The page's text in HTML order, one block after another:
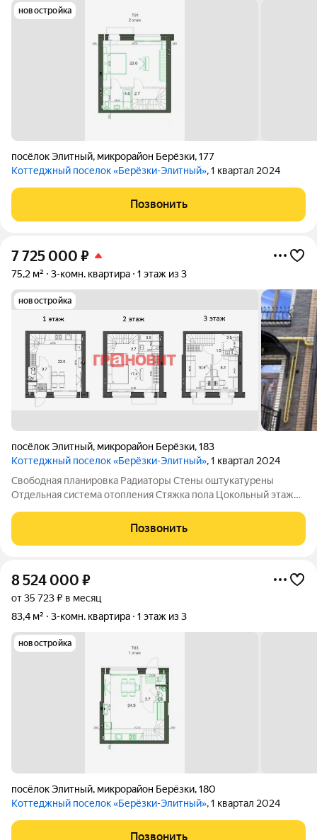
новостройка
посёлок Элитный, микрорайон Берёзки,177
Коттеджный поселок «Берёзки-Элитный», 1 квартал 2024
Позвонить
7 725 000 ₽
75,2 м² 3-комн. квартира 1 этаж из 3
новостройка
посёлок Элитный, микрорайон Берёзки,183
Коттеджный поселок «Берёзки-Элитный», 1 квартал 2024
Свободная планировка Радиаторы Стены оштукатурены
Отдельная система отопления Стяжка пола Цокольный этаж
Витражное остекление-1 этаж Класс объекта: комфорт
Этажность застройки: 1,2 Тип дома: кирпичный
Позвонить
8 524 000 ₽
от 35 723 ₽ в месяц
83,4 м²
3-комн. квартира 1 этаж из 3
новостройка
посёлок Элитный, микрорайон Берёзки,180
Коттеджный поселок «Берёзки-Элитный», 1 квартал 2024
Позвонить